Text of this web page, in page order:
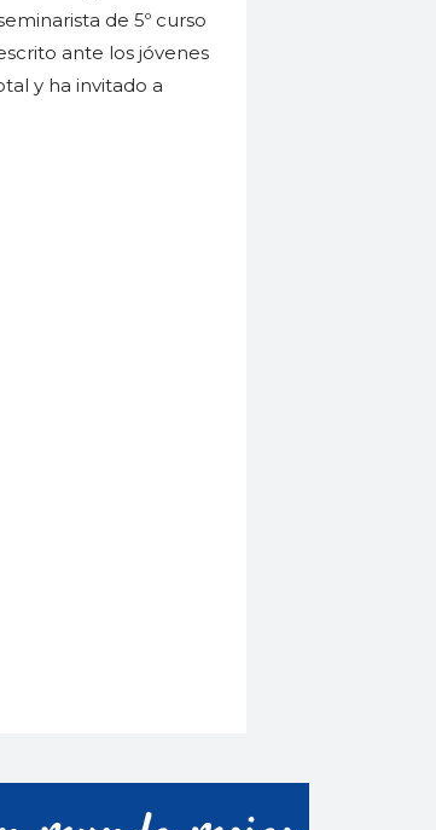
de 5º curso
ante los jóvenes
y ha invitado a